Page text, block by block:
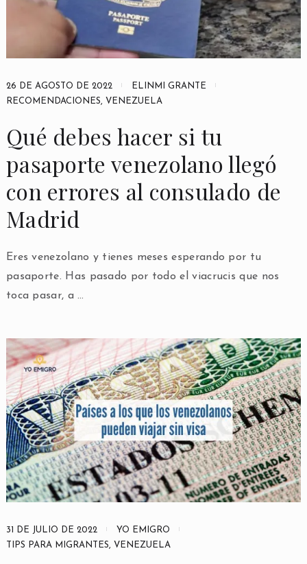
26 DE AGOSTO DE 2022
ELINMI GRANTE
RECOMENDACIONES, VENEZUELA
Qué debes hacer si tu
pasaporte venezolano llegó
con errores al consulado de
Madrid
Eres venezolano y tienes meses esperando por tu
pasaporte. Has pasado por todo el viacrucis que nos
toca pasar, a …
31 DE JULIO DE 2022
YO EMIGRO
TIPS PARA MIGRANTES, VENEZUELA